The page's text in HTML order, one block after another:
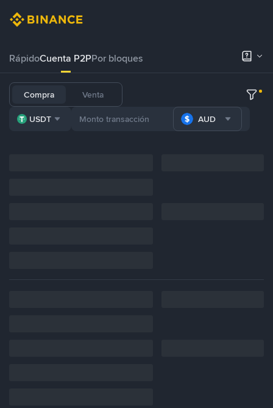
RápidoCuenta P2PPor bloques
Compra Venta
USDT AUD